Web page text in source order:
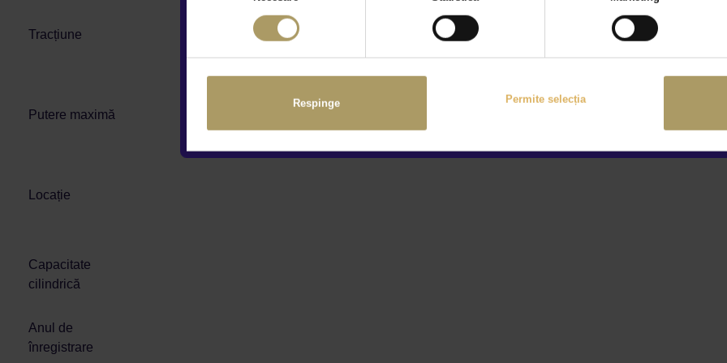
Respinge Permite selecția
Tracțiune
Putere maximă
Locație
Capacitate
cilindrică
Anul de
înregistrare